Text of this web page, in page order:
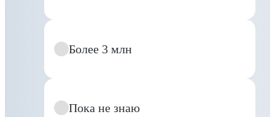
Более 3 млн
Пока не знаю